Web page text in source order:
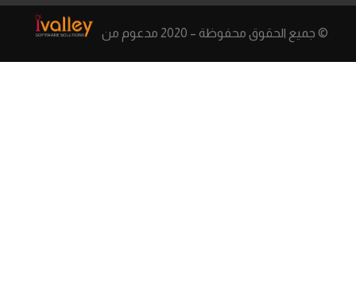
© جميع الحقوق محفوظة – 2020 مدعوم من